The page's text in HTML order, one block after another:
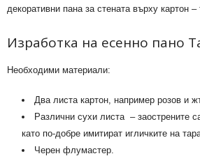
декоративни пана за стената върху картон
Изработка на есенно пано
Необходими материали:
Два листа картон, например розов и
Различни сухи листа – заострените
като по-добре имитират игличките на
Черен флумастер.